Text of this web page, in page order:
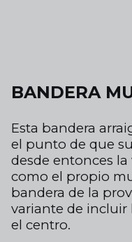
BANDERA
Esta bandera
el punto de que
desde entonces la
como el propio
bandera de la
variante de incluir
el centro.